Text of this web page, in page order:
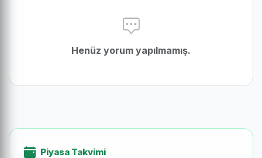
Henüz yorum yapılmamış.
Piyasa Takvimi